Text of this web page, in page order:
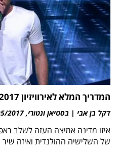
המדריך המלא לאירוויזיון 2017– חצי גמר שני
דקל בן אבי | בסטיאן ונטורי 2017
איזו מדינה אמיצה העזה לשלב
של השלישיה ההולנדית ואיזה